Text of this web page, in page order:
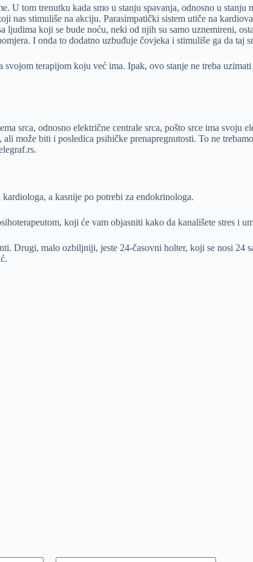
U tom trenutku kada smo u stanju spavanja, odnosno u
nas stimuliše na akciju. Parasimpatički sistem utiče na
koji se bude noću, neki od njih su samo uznemireni,
I onda to dodatno uzbuđuje čovjeka i stimuliše ga da taj
terapijom koju već ima. Ipak, ovo stanje ne treba
srca, odnosno električne centrale srca, pošto srce ima
može biti i posledica psihičke prenapregnutosti. To ne
a kasnije po potrebi za endokrinologa.
koji će vam objasniti kako da kanališete stres i
Drugi, malo ozbiljniji, jeste 24-časovni holter, koji se nosi 24